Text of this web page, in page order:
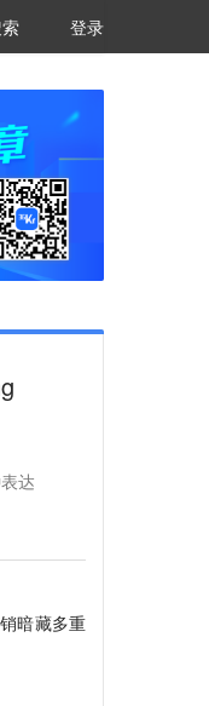
登录
达
暗藏多重